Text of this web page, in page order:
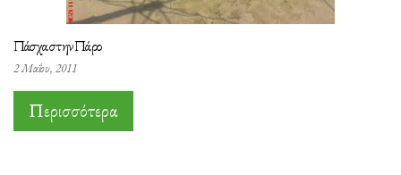
Πάσχα στην Πάρο
2 Μαΐου, 2011
Περισσότερα